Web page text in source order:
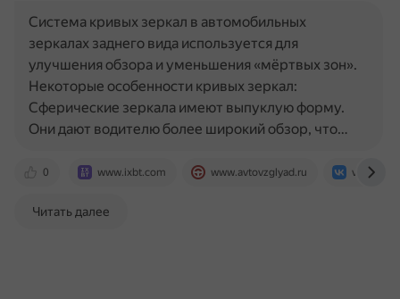
0 www.ixbt.com www.avtovzglyad.ru vk.com
Система кривых зеркал в автомобильных
зеркалах заднего вида используется для
улучшения обзора и уменьшения «мёртвых зон».
Некоторые особенности кривых зеркал:
Сферические зеркала имеют выпуклую форму.
Они дают водителю более широкий обзор, что…
Читать далее